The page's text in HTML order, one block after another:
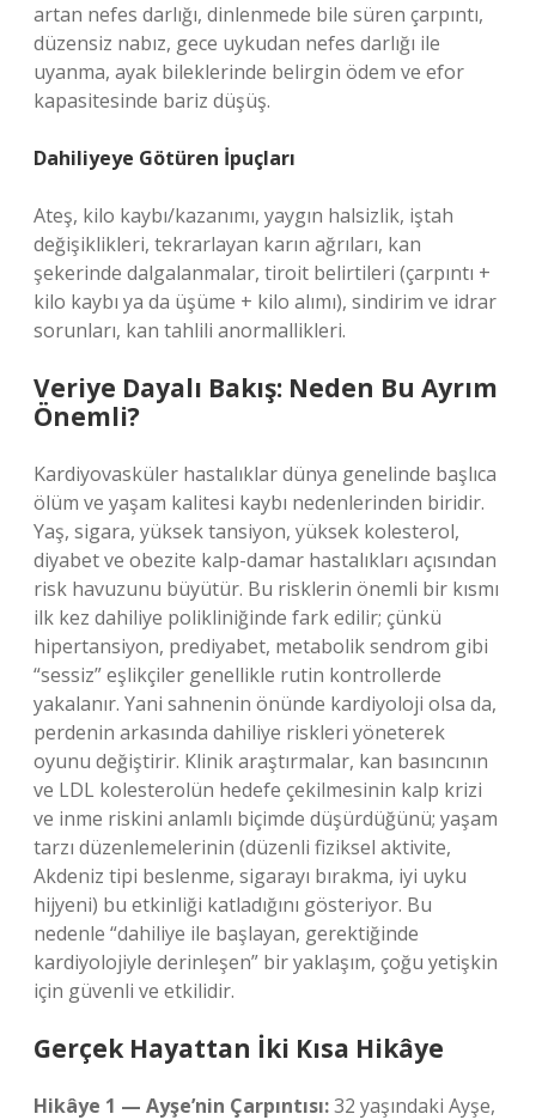
artan nefes darlığı, dinlenmede bile süren çarpıntı,
düzensiz nabız, gece uykudan nefes darlığı ile
uyanma, ayak bileklerinde belirgin ödem ve efor
kapasitesinde bariz düşüş.
Dahiliyeye Götüren İpuçları
Ateş, kilo kaybı/kazanımı, yaygın halsizlik, iştah
değişiklikleri, tekrarlayan karın ağrıları, kan
şekerinde dalgalanmalar, tiroit belirtileri (çarpıntı +
kilo kaybı ya da üşüme + kilo alımı), sindirim ve idrar
sorunları, kan tahlili anormallikleri.
Veriye Dayalı Bakış: Neden Bu Ayrım
Önemli?
Kardiyovasküler hastalıklar dünya genelinde başlıca
ölüm ve yaşam kalitesi kaybı nedenlerinden biridir.
Yaş, sigara, yüksek tansiyon, yüksek kolesterol,
diyabet ve obezite kalp-damar hastalıkları açısından
risk havuzunu büyütür. Bu risklerin önemli bir kısmı
ilk kez dahiliye polikliniğinde fark edilir; çünkü
hipertansiyon, prediyabet, metabolik sendrom gibi
“sessiz” eşlikçiler genellikle rutin kontrollerde
yakalanır. Yani sahnenin önünde kardiyoloji olsa da,
perdenin arkasında dahiliye riskleri yöneterek
oyunu değiştirir. Klinik araştırmalar, kan basıncının
ve LDL kolesterolün hedefe çekilmesinin kalp krizi
ve inme riskini anlamlı biçimde düşürdüğünü; yaşam
tarzı düzenlemelerinin (düzenli fiziksel aktivite,
Akdeniz tipi beslenme, sigarayı bırakma, iyi uyku
hijyeni) bu etkinliği katladığını gösteriyor. Bu
nedenle “dahiliye ile başlayan, gerektiğinde
kardiyolojiyle derinleşen” bir yaklaşım, çoğu yetişkin
için güvenli ve etkilidir.
Gerçek Hayattan İki Kısa Hikâye
Hikâye 1 — Ayşe’nin Çarpıntısı:32 yaşındaki Ayşe,